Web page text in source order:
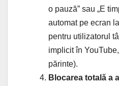
o pauză” sau „E
automat pe ecran
pentru utilizatorul
implicit în
părinte).
Blocarea totală a